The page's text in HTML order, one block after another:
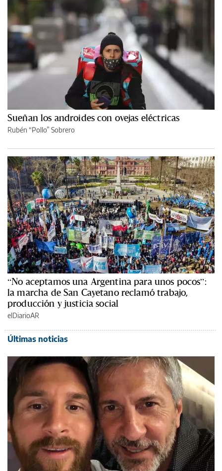
Sueñan los androides con ovejas eléctricas
Rubén “Pollo” Sobrero
“No aceptamos una Argentina para unos pocos”:
la marcha de San Cayetano reclamó trabajo,
producción y justicia social
elDiarioAR
Últimas noticias